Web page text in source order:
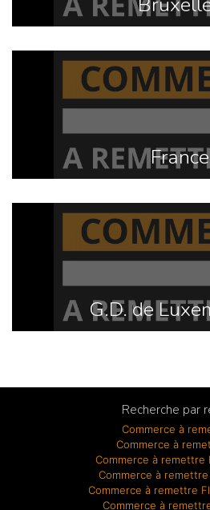
France
G.D. de
Recherche par
Commerce à
Commerce à
Commerce à remettre
Commerce à
Commerce à remettre
Commerce à